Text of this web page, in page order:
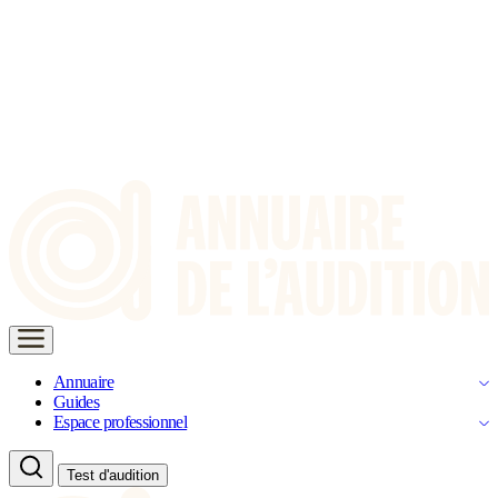
Annuaire
Guides
Espace professionnel
Test d'audition